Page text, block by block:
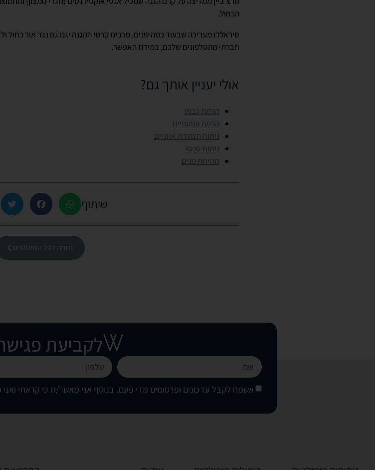
הכחול.
סיראלדו מעריכה שבעוד כמה שנים, מרבית קרמי ההגנה יגנו גם נגד אור כחול
חברתי מהטלפונים שלכם, במידת האפשר.
אולי יעניין אותך גם?
הרמת גבות
הרמת עפעפיים
ניתוח הצמדת אוזניים
ניתוח סנטר
מתיחת פנים
שיתוף
חזרה לכל המאמרים
לקביעת
אשמח לקבל עדכונים ופרסומים מדי פעם. בנוסף אני מאשר/ת כי קראתי